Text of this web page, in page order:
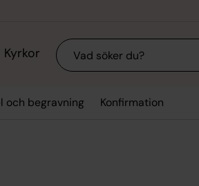
Kyrkor Sök
och begravning Konfirmation